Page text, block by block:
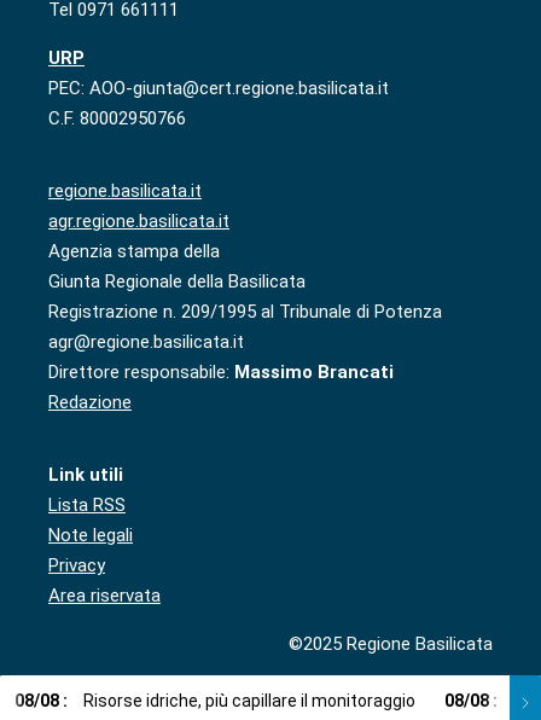
Tel 0971 661111
URP
PEC: AOO-giunta@cert.regione.basilicata.it
C.F. 80002950766
regione.basilicata.it
agr.regione.basilicata.it
Agenzia stampa della
Giunta Regionale della Basilicata
Registrazione n. 209/1995 al Tribunale di Potenza
agr@regione.basilicata.it
Direttore responsabile: Massimo Brancati
Redazione
Link utili
Lista RSS
Note legali
Privacy
Area riservata
©2025 Regione Basilicata
08/08 : Risorse idriche, più capillare il monitoraggio 08/08 :